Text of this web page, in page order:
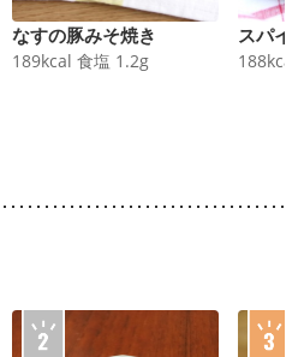
なすの豚みそ焼き
189kcal 食塩 1.2g
スパイ
188kcal